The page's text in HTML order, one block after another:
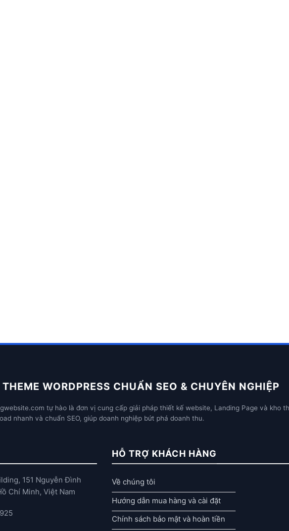
WORDPRESS CHUẨN SEO & CHUYÊN NGHIỆP
tự hào là đơn vị cung cấp giải pháp thiết kế website, Landing Page và kho
nhanh và chuẩn SEO, giúp doanh nghiệp bứt phá doanh thu.
151 Nguyễn Đình
Chí Minh, Việt Nam
HỖ TRỢ KHÁCH HÀNG
Về chúng tôi
Hướng dẫn mua hàng và cài đặt
Chính sách bảo mật và hoàn tiền